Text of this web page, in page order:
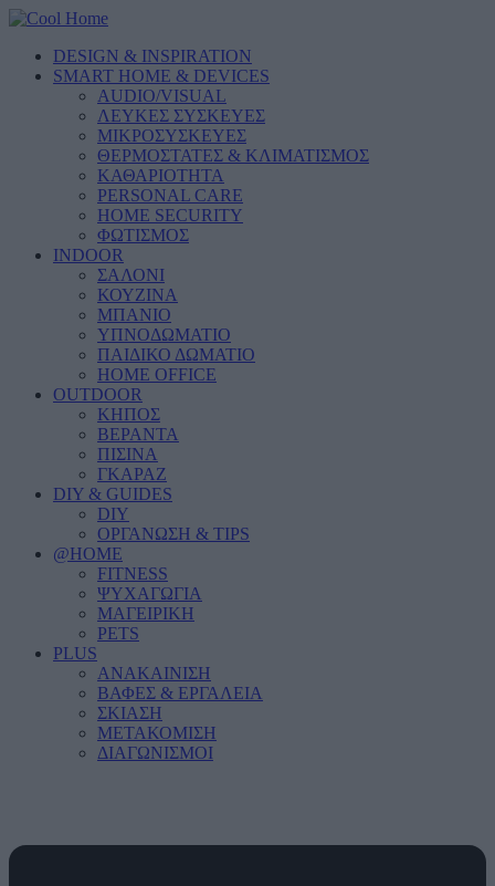
DESIGN & INSPIRATION
SMART HOME & DEVICES
AUDIO/VISUAL
ΛΕΥΚΕΣ ΣΥΣΚΕΥΕΣ
ΜΙΚΡΟΣΥΣΚΕΥΕΣ
ΘΕΡΜΟΣΤΑΤΕΣ & ΚΛΙΜΑΤΙΣΜΟΣ
ΚΑΘΑΡΙΟΤΗΤΑ
PERSONAL CARE
HOME SECURITY
ΦΩΤΙΣΜΟΣ
INDOOR
ΣΑΛΟΝΙ
ΚΟΥΖΙΝΑ
ΜΠΑΝΙΟ
ΥΠΝΟΔΩΜΑΤΙΟ
ΠΑΙΔΙΚΟ ΔΩΜΑΤΙΟ
HOME OFFICE
OUTDOOR
ΚΗΠΟΣ
ΒΕΡΑΝΤΑ
ΠΙΣΙΝΑ
ΓΚΑΡΑΖ
DIY & GUIDES
DIY
ΟΡΓΑΝΩΣΗ & TIPS
@HOME
FITNESS
ΨΥΧΑΓΩΓΙΑ
ΜΑΓΕΙΡΙΚΗ
PETS
PLUS
ΑΝΑΚΑΙΝΙΣΗ
ΒΑΦΕΣ & ΕΡΓΑΛΕΙΑ
ΣΚΙΑΣΗ
ΜΕΤΑΚΟΜΙΣΗ
ΔΙΑΓΩΝΙΣΜΟΙ